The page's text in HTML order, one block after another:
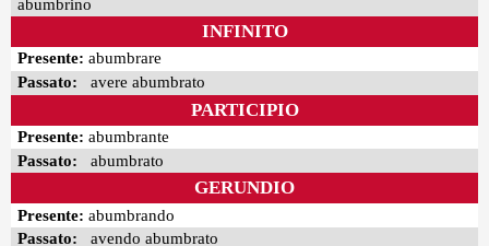
abumbrino
INFINITO
Presente: abumbrare
Passato: avere abumbrato
PARTICIPIO
Presente: abumbrante
Passato: abumbrato
GERUNDIO
Presente: abumbrando
Passato: avendo abumbrato